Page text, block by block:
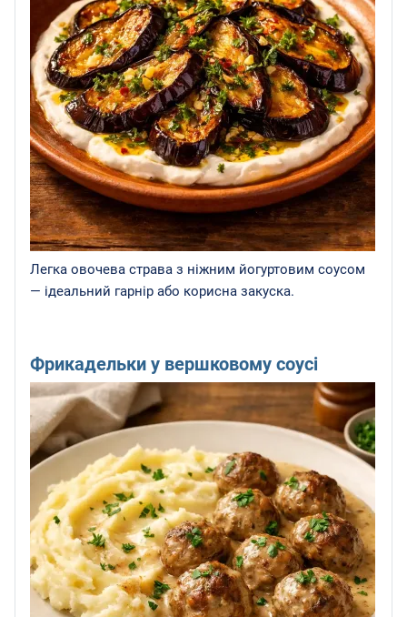
Легка овочева страва з ніжним йогуртовим соусом
— ідеальний гарнір або корисна закуска.
Фрикадельки у вершковому соусі